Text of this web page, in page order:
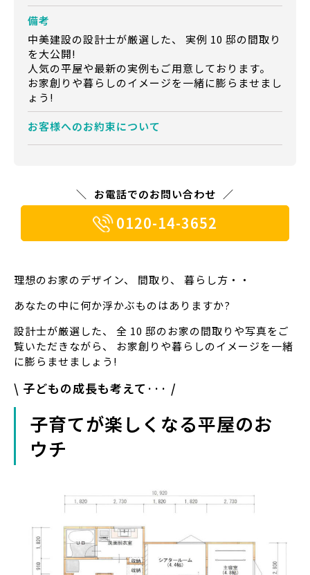
備考
中美建設の設計士が厳選した、 実例 10 邸の間取り
を大公開!
人気の平屋や最新の実例もご用意しております。
お家創りや暮らしのイメージを一緒に膨らませまし
ょう!
お客様へのお約束について
お電話でのお問い合わせ
0120-14-3652
理想のお家のデザイン、 間取り、 暮らし方・・
あなたの中に何か浮かぶものはありますか?
設計士が厳選した、 全 10 邸のお家の間取りや写真をご
覧いただきながら、 お家創りや暮らしのイメージを一緒
に膨らませましょう!
\ 子どもの成長も考えて··· /
子育てが楽しくなる平屋のお
ウチ